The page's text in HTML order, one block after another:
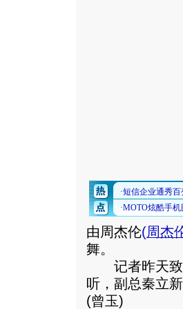
由周杰伦(周杰
舞。
记者昨天致
听，副总秦立
(曾玉)